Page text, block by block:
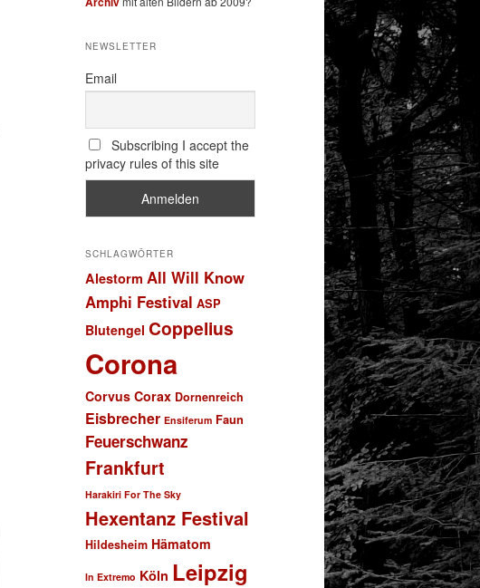
NEWSLETTER
Email
Subscribing I accept the
privacy rules of this site
SCHLAGWÖRTER
Alestorm All Will Know
Amphi Festival ASP
Blutengel Coppelius
Corona
Corvus Corax Dornenreich
Eisbrecher Ensiferum Faun
Feuerschwanz
Frankfurt
Harakiri For The Sky
Hexentanz Festival
Hildesheim Hämatom
In Extremo Köln Leipzig